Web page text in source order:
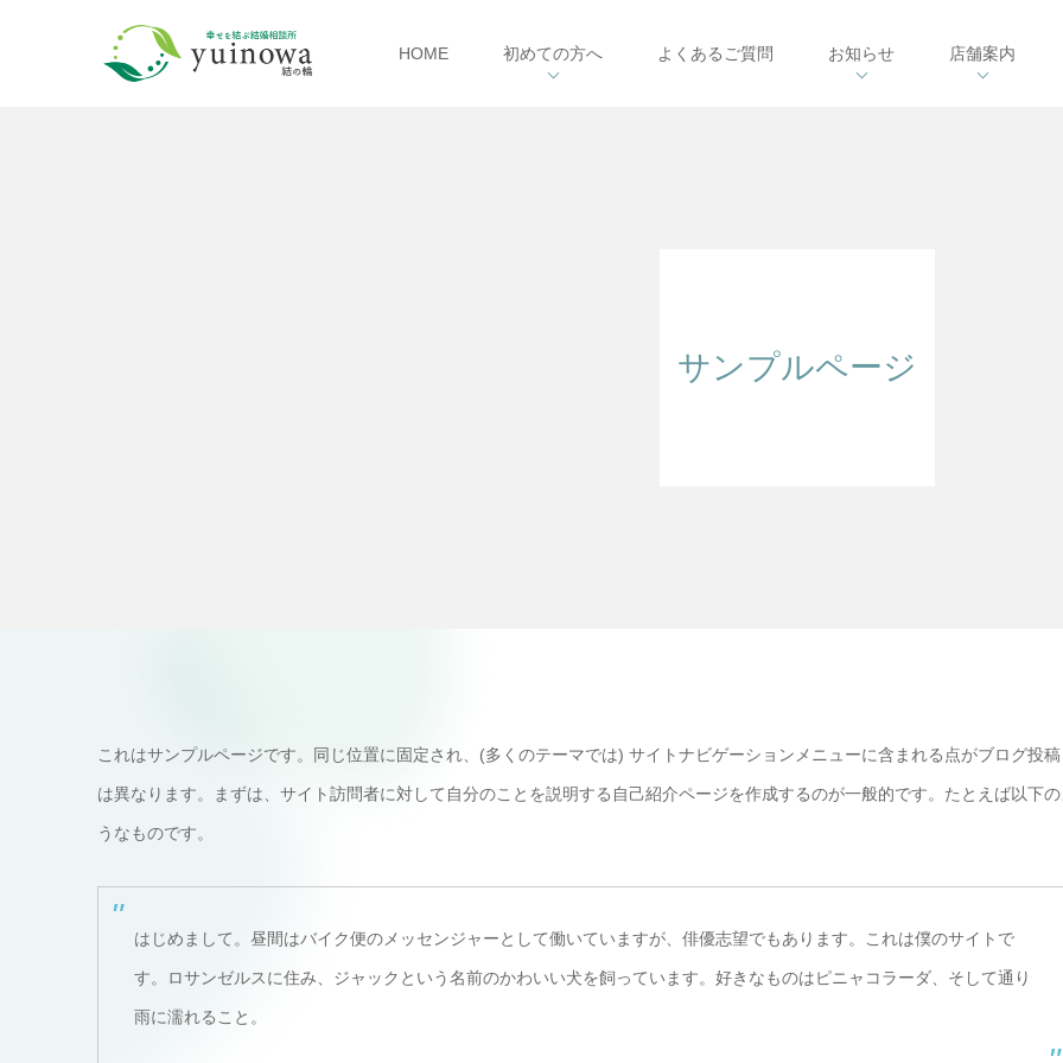
HOME 初めての方へ よくあるご質問 お知らせ 店舗案内
サンプルページ
これはサンプルページです。同じ位置に固定され、(多くのテーマでは) サイトナビゲーションメニューに含まれる点がブログ投
は異なります。まずは、サイト訪問者に対して自分のことを説明する自己紹介ページを作成するのが一般的です。たとえば以下
うなものです。
はじめまして。昼間はバイク便のメッセンジャーとして働いていますが、俳優志望でもあります。これは僕のサイトで
す。ロサンゼルスに住み、ジャックという名前のかわいい犬を飼っています。好きなものはピニャコラーダ、そして通り
雨に濡れること。